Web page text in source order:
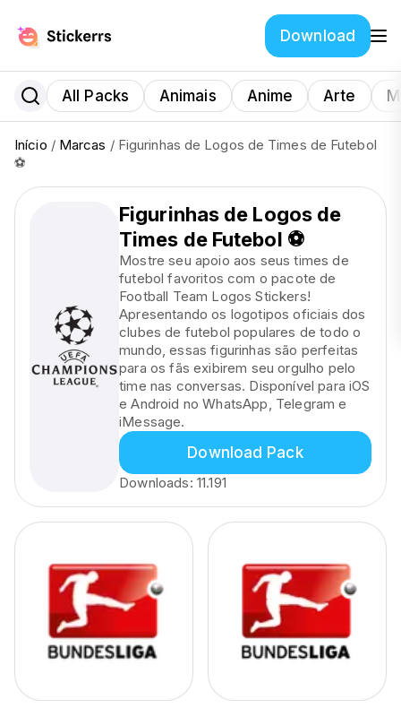
Download
All Packs Animais Anime Arte
Início / Marcas / Figurinhas de Logos de Times de Futebol
⚽
Figurinhas de Logos de
Times de Futebol ⚽
Mostre seu apoio aos seus times de
futebol favoritos com o pacote de
Football Team Logos Stickers!
Apresentando os logotipos oficiais dos
clubes de futebol populares de todo o
mundo, essas figurinhas são perfeitas
para os fãs exibirem seu orgulho pelo
time nas conversas. Disponível para iOS
e Android no WhatsApp, Telegram e
iMessage.
Download Pack
Downloads: 11.191